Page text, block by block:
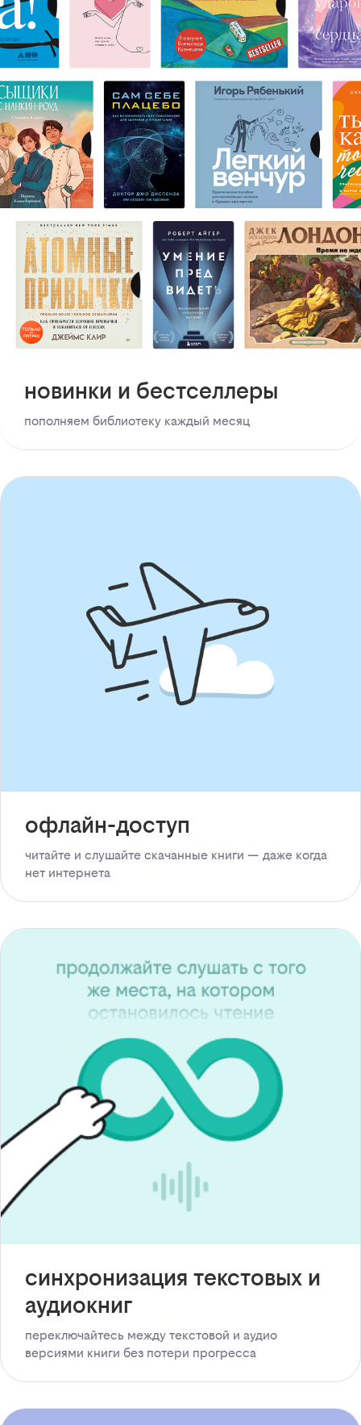
новинки и бестселлеры
пополняем библиотеку каждый месяц
офлайн-доступ
читайте и слушайте скачанные книги — даже когда
нет интернета
синхронизация текстовых и
аудиокниг
переключайтесь между текстовой и аудио
версиями книги без потери прогресса